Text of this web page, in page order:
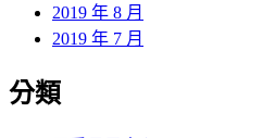
2019 年 8 月
2019 年 7 月
分類